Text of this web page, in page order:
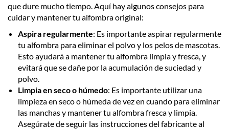
que dure mucho tiempo. Aquí hay algunos consejos para
cuidar y mantener tu alfombra original:
Aspira regularmente: Es importante aspirar regularmente
tu alfombra para eliminar el polvo y los pelos de mascotas.
Esto ayudará a mantener tu alfombra limpia y fresca, y
evitará que se dañe por la acumulación de suciedad y
polvo.
Limpia en seco o húmedo: Es importante utilizar una
limpieza en seco o húmeda de vez en cuando para eliminar
las manchas y mantener tu alfombra fresca y limpia.
Asegúrate de seguir las instrucciones del fabricante al